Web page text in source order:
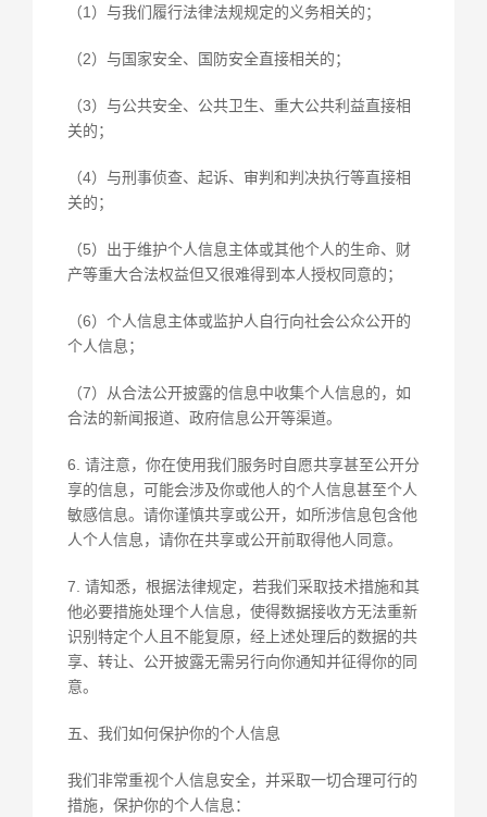
（1）与我们履行法律法规规定的义务相关的；
（2）与国家安全、国防安全直接相关的；
（3）与公共安全、公共卫生、重大公共利益直接相
关的；
（4）与刑事侦查、起诉、审判和判决执行等直接相
关的；
（5）出于维护个人信息主体或其他个人的生命、财
产等重大合法权益但又很难得到本人授权同意的；
（6）个人信息主体或监护人自行向社会公众公开的
个人信息；
（7）从合法公开披露的信息中收集个人信息的，如
合法的新闻报道、政府信息公开等渠道。
6. 请注意，你在使用我们服务时自愿共享甚至公开分
享的信息，可能会涉及你或他人的个人信息甚至个人
敏感信息。请你谨慎共享或公开，如所涉信息包含他
人个人信息，请你在共享或公开前取得他人同意。
7. 请知悉，根据法律规定，若我们采取技术措施和其
他必要措施处理个人信息，使得数据接收方无法重新
识别特定个人且不能复原，经上述处理后的数据的共
享、转让、公开披露无需另行向你通知并征得你的同
意。
五、我们如何保护你的个人信息
我们非常重视个人信息安全，并采取一切合理可行的
措施，保护你的个人信息：